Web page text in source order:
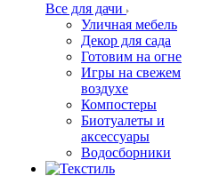
Все для дачи
Уличная мебель
Декор для сада
Готовим на огне
Игры на свежем
воздухе
Компостеры
Биотуалеты и
аксессуары
Водосборники